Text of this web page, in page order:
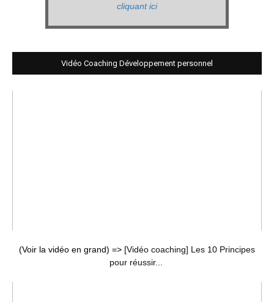
cliquant ici
Vidéo Coaching Développement personnel
(Voir la vidéo en grand) => [Vidéo coaching] Les 10 Principes
pour réussir...